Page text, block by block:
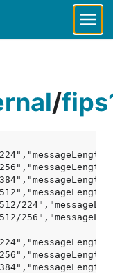
/